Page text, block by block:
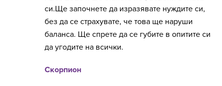
си.Ще започнете да изразявате нуждите си,
без да се страхувате, че това ще наруши
баланса. Ще спрете да се губите в опитите си
да угодите на всички.
Скорпион